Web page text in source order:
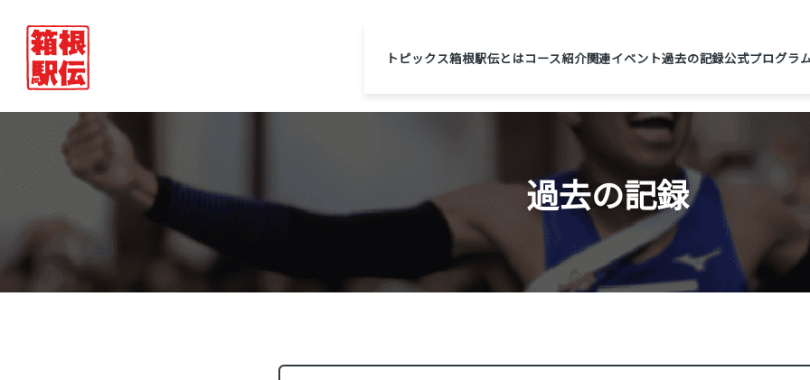
トピックス箱根駅伝とはコース紹介関連イベント過去の記録公式プログラ
過去の記録